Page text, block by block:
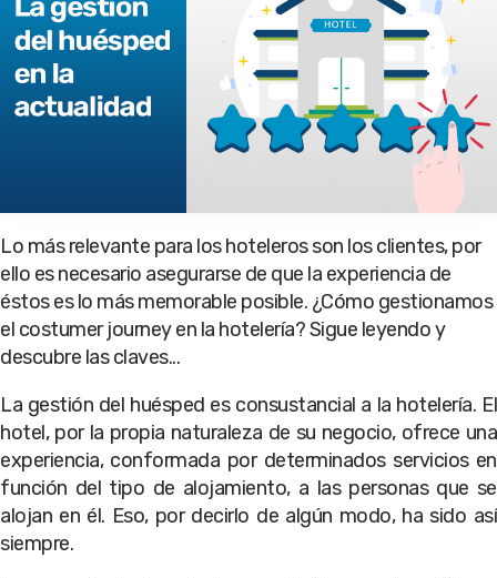
Lo más relevante para los hoteleros son los clientes, por
ello es necesario asegurarse de que la experiencia de
éstos es lo más memorable posible. ¿Cómo gestionamos
el costumer journey en la hotelería? Sigue leyendo y
descubre las claves...
La gestión del huésped es consustancial a la hotelería. El
hotel, por la propia naturaleza de su negocio, ofrece una
experiencia, conformada por determinados servicios en
función del tipo de alojamiento, a las personas que se
alojan en él. Eso, por decirlo de algún modo, ha sido así
siempre.